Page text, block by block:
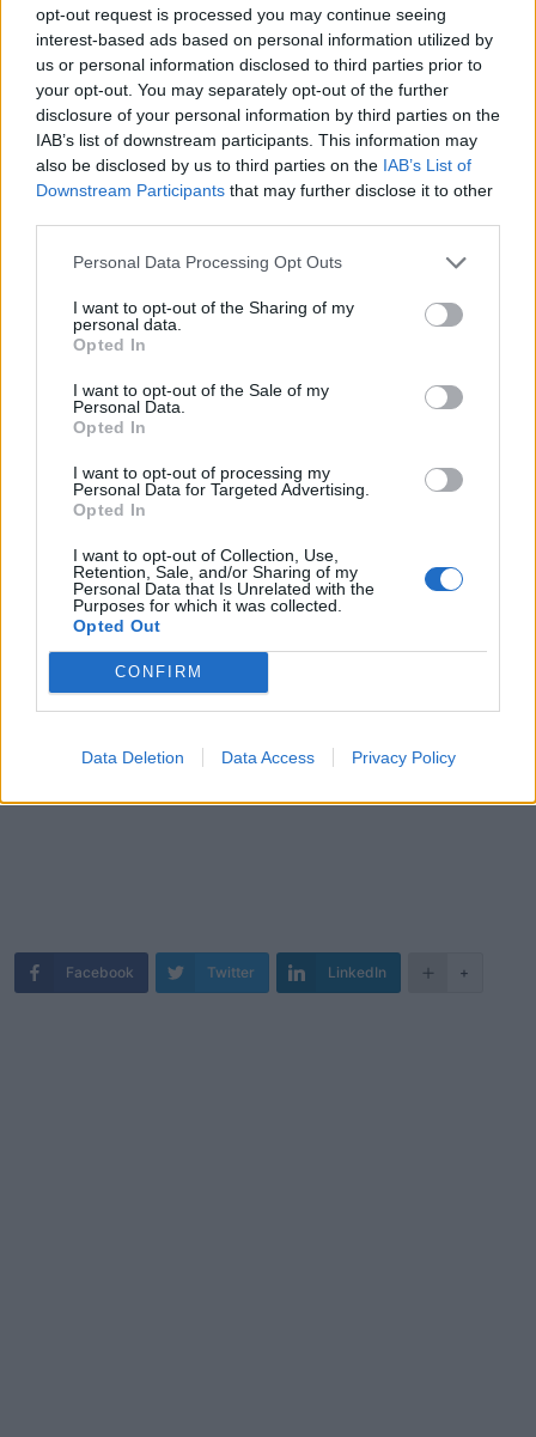
opt-out request is processed you may continue seeing
interest-based ads based on personal information utilized by
us or personal information disclosed to third parties prior to
your opt-out. You may separately opt-out of the further
disclosure of your personal information by third parties on the
IAB’s list of downstream participants. This information may
also be disclosed by us to third parties on the IAB’s List of
Downstream Participants that may further disclose it to other
Personal Data Processing Opt Outs
I want to opt-out of the Sharing of my
personal data.
Opted In
I want to opt-out of the Sale of my
Personal Data.
Opted In
I want to opt-out of processing my
Personal Data for Targeted Advertising.
Opted In
I want to opt-out of Collection, Use,
Retention, Sale, and/or Sharing of my
Personal Data that Is Unrelated with the
Purposes for which it was collected.
Opted Out
CONFIRM
Data Deletion Data Access Privacy Policy
Si ce n’est pas le bruit qui vous démasque, ce sera
l’odeur ! Le site Colonial Médical a créé un « patch »,
nommé Flat-D, qui se colle à vos slips et culottes
pour filtrer l’odeur de vos pets et en diffuser une
plus agréable ! Très discret et invisible pour vos
voisins !
Une innovation originale ! Vous pouvez acheter ce
produit totalement insolite sur Amazon pour environ
133 EUR.
Facebook Twitter LinkedIn +